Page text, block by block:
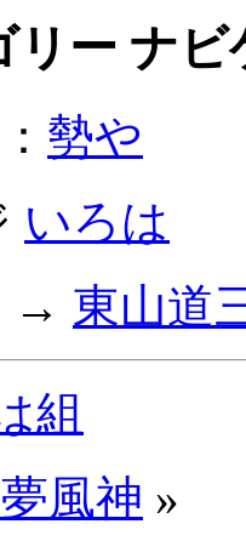
ー ナビ
勢や
いろは
→ 東山道
組
風神 »